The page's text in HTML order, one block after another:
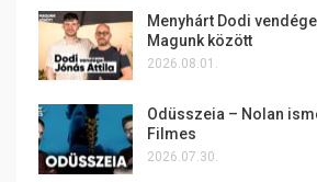
Menyhárt Dodi
Magunk között
2026.08.01.
Odüsszeia – Nolan
Filmes
2026.07.30.